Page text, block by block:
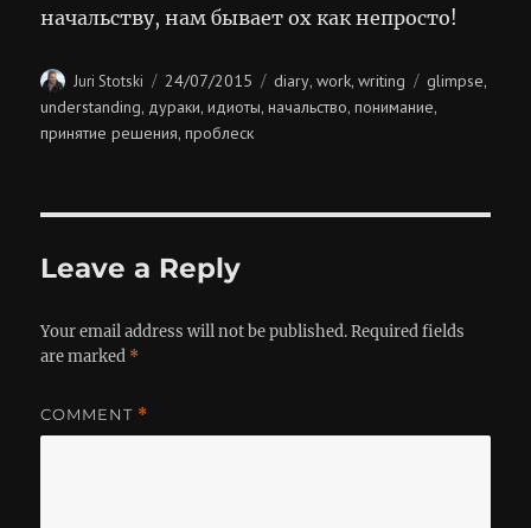
начальству, нам бывает ох как непросто!
Author
Juri Stotski
Posted
on
24/07/2015 Categories
diary,work,writing Tags
glimpse,
understanding, дураки,идиоты,начальство,понимание,
принятие решения,проблеск
Leave a Reply
Your email address will not be published. Required fields
are marked *
COMMENT *